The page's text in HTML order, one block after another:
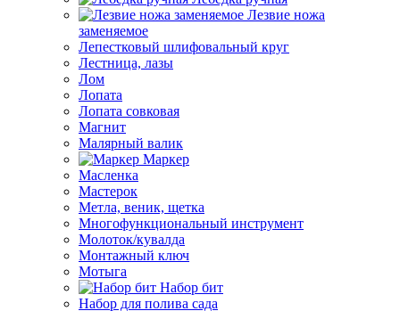
Лезвие ножа
заменяемое
Лепестковый шлифовальный круг
Лестница, лазы
Лом
Лопата
Лопата совковая
Магнит
Малярный валик
Маркер
Масленка
Мастерок
Метла, веник, щетка
Многофункциональный инструмент
Молоток/кувалда
Монтажный ключ
Мотыга
Набор бит
Набор для полива сада